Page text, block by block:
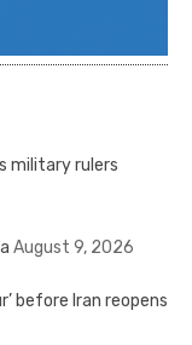
military rulers
August 9, 2026
before Iran reopens